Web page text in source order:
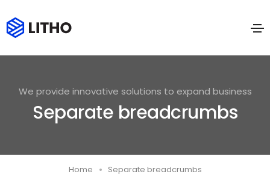
We provide innovative solutions to expand business
Separate breadcrumbs
Home Separate breadcrumbs